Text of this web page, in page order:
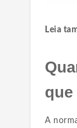
Leia
que
A